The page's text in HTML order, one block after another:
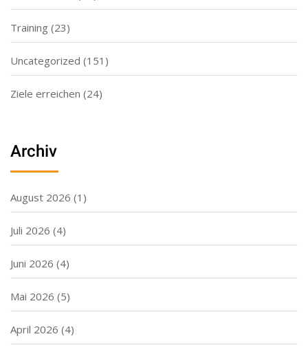
Training (23)
Uncategorized (151)
Ziele erreichen (24)
Archiv
August 2026 (1)
Juli 2026 (4)
Juni 2026 (4)
Mai 2026 (5)
April 2026 (4)